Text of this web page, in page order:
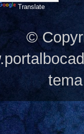
Translate
©